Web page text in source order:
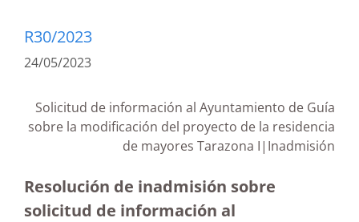
R30/2023
24/05/2023
Solicitud de información al Ayuntamiento de Guía
sobre la modificación del proyecto de la residencia
de mayores Tarazona I|Inadmisión
Resolución de inadmisión sobre
solicitud de información al